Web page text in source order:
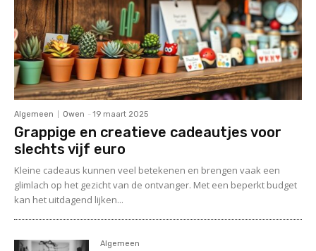
Algemeen Owen - 19 maart 2025
Grappige en creatieve cadeautjes voor
slechts vijf euro
Kleine cadeaus kunnen veel betekenen en brengen vaak een
glimlach op het gezicht van de ontvanger. Met een beperkt budget
kan het uitdagend lijken...
Algemeen